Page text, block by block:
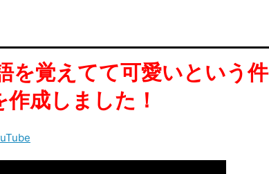
を覚えてて可愛いという件
成しました！